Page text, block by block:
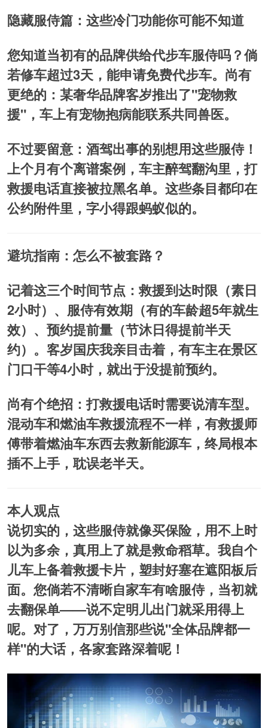
隐藏服侍篇：这些冷门功能你可能不知道
您知道当初有的品牌供给代步车服侍吗？倘
若修车超过3天，能申请免费代步车。尚有
更绝的：某奢华品牌客岁推出了"宠物救
援"，车上有宠物抱病能联系共同兽医。
不过要留意：酒驾出事的别想用这些服侍！
上个月有个离谱案例，车主醉驾翻沟里，打
救援电话直接被拉黑名单。这些条目都印在
公约附件里，字小得跟蚂蚁似的。
避坑指南：怎么不被套路？
记着这三个时间节点：救援到达时限（素日
2小时）、服侍有效期（有的车龄超5年就生
效）、预约提前量（节沐日得提前半天
约）。客岁国庆我亲目击着，有车主在景区
门口干等4小时，就出于没提前预约。
尚有个绝招：打救援电话时需要说清车型。
混动车和燃油车救援流程不一样，有救援师
傅带着燃油车东西去救新能源车，终局根本
插不上手，耽误老半天。
本人观点
说切实的，这些服侍就像买保险，用不上时
以为多余，真用上了就是救命稻草。我自个
儿车上备着救援卡片，塑封好塞在遮阳板后
面。您倘若不清晰自家车有啥服侍，当初就
去翻保单——说不定明儿出门就采用得上
呢。对了，万万别信那些说"全体品牌都一
样"的大话，各家套路深着呢！